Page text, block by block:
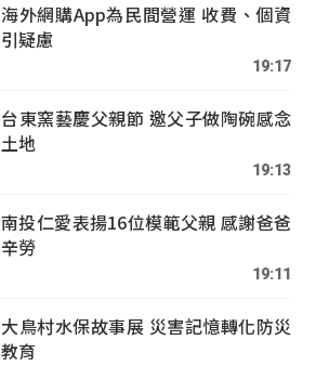
海外網購App為民間營運 收費、個資
引疑慮
19:17
台東窯藝慶父親節 邀父子做陶碗感念
土地
19:13
南投仁愛表揚16位模範父親 感謝爸爸
辛勞
19:11
大鳥村水保故事展 災害記憶轉化防災
教育